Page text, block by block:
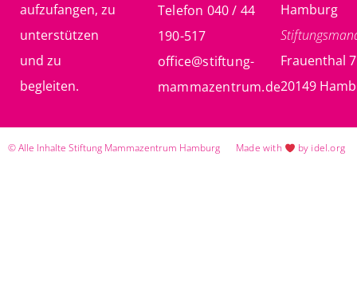
aufzufangen, zu
unterstützen
und zu
begleiten.
Telefon 040 / 44
190-517
office@stiftung-
mammazentrum.de
Hamburg
Frauenthal 7
20149
© Alle Inhalte Stiftung Mammazentrum Hamburg Made with by idel.org